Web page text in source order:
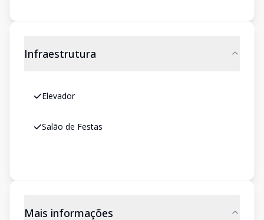
Infraestrutura
Elevador
Salão de Festas
Mais informações